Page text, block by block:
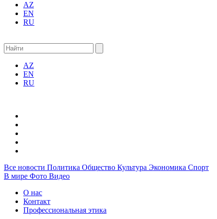
AZ
EN
RU
AZ
EN
RU
Все новости Политика Общество Культура Экономика Спорт
В мире Фото Видео
О нас
Контакт
Профессиональная этика